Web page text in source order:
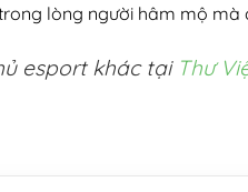
lòng người hâm mộ
esport khác tại Thư